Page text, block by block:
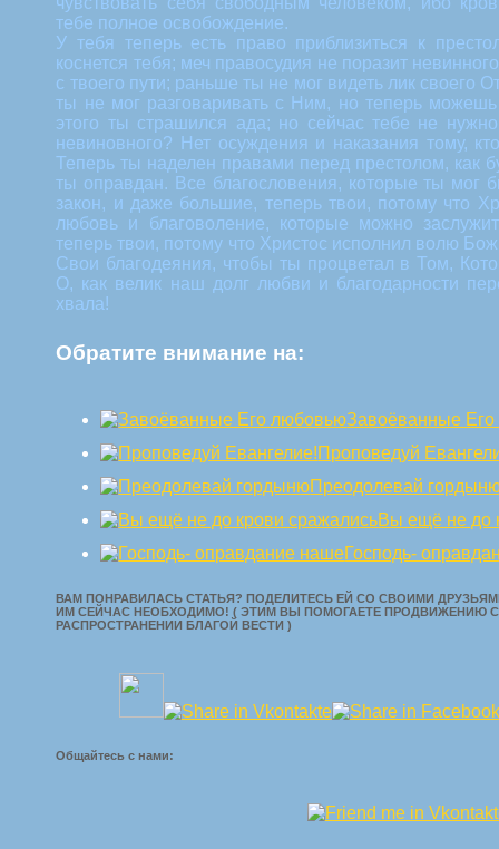
тебе полное освобождение.
У тебя теперь есть право приблизиться к
коснется тебя; меч правосудия не поразит
с твоего пути; раньше ты не мог видеть лик своего
ты не мог разговаривать с Ним, но теперь
этого ты страшился ада; но сейчас тебе не
невиновного? Нет осуждения и наказания тому,
Теперь ты наделен правами перед престолом, как
ты оправдан. Все благословения, которые ты мог
закон, и даже большие, теперь твои, потому что
любовь и благоволение, которые можно
теперь твои, потому что Христос исполнил волю
Свои благодеяния, чтобы ты процветал в Том,
О, как велик наш долг любви и благодарности
хвала!
Обратите внимание на:
Завоёванные
Проповедуй
Преодолевай
Вы ещё не до
Господь-
ВАМ ПОНРАВИЛАСЬ СТАТЬЯ? ПОДЕЛИТЕСЬ ЕЙ СО СВОИМИ
ИМ СЕЙЧАС НЕОБХОДИМО! ( ЭТИМ ВЫ ПОМОГАЕТЕ ПРОДВИЖЕНИЮ
РАСПРОСТРАНЕНИИ БЛАГОЙ ВЕСТИ )
Общайтесь с нами: